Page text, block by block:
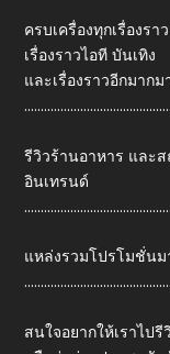
ครบเครื่องทุกเรื่องร
เรื่องราวไอที บันเทิง
และเรื่องราวอีกมาก
รีวิวร้านอาหาร และ
อินเทรนด์
แหล่งรวมโปรโมชั่น
สนใจอยากให้เราไป